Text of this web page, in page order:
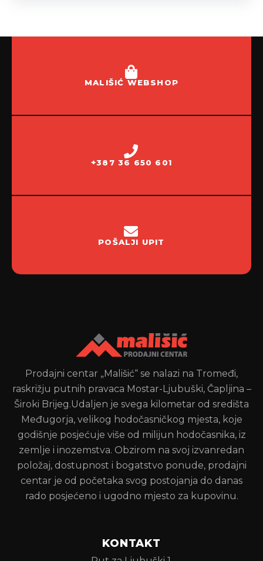
MALIŠIĆ WEBSHOP
+387 36 650 601
POŠALJI UPIT
Prodajni centar „Mališić“ se nalazi na Tromeđi,
raskrižju putnih pravaca Mostar-Ljubuški, Čapljina –
Široki Brijeg.Udaljen je svega kilometar od središta
Međugorja, velikog hodočasničkog mjesta, koje
godišnje posjećuje više od milijun hodočasnika, iz
zemlje i inozemstva. Obzirom na svoj izvanredan
položaj, dostupnost i bogatstvo ponude, prodajni
centar je od početaka svog postojanja do danas
rado posjećeno i ugodno mjesto za kupovinu.
KONTAKT